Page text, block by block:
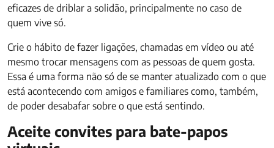
eficazes de driblar a solidão, principalmente no caso de
quem vive só.
Crie o hábito de fazer ligações, chamadas em vídeo ou até
mesmo trocar mensagens com as pessoas de quem gosta.
Essa é uma forma não só de se manter atualizado com o que
está acontecendo com amigos e familiares como, também,
de poder desabafar sobre o que está sentindo.
Aceite convites para bate-papos